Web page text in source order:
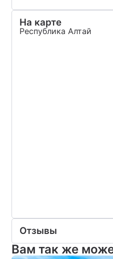
На карте
Республика Алтай
Отзывы
Вам так же